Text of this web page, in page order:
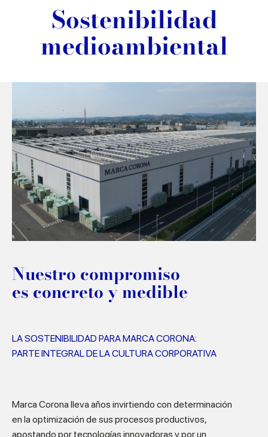
Sostenibilidad
medioambiental
Nuestro compromiso
es concreto y medible
LA SOSTENIBILIDAD PARA MARCA CORONA:
PARTE INTEGRAL DE LA CULTURA CORPORATIVA
Marca Corona lleva años invirtiendo con determinación
en la optimización de sus procesos productivos,
apostando por tecnologías innovadoras y por un